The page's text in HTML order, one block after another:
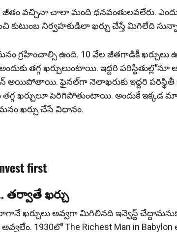
వ‌చ్చినా చాలా మంది ధ‌న‌వంతుల‌వ‌లేరు.
కుటుంబ నిర్వ‌హ‌కుడిలా ఖ‌ర్చు చేస్తే మిగిలేది
గ్ర‌హించాల్సి ఉంది. 10 వేల జీత‌గాడికీ ఖ‌ర్చులు
త‌గ్గ ఖ‌ర్చులుంటాయి. ఇద్ద‌రి
అయిపోతాయి. ఫైన‌ల్‌గా నెలాఖ‌రుకు ఇద్ద‌రి ప‌రిస్థితీ
త‌గ్గ ఖ‌ర్చులూ పెరిగిపోతుంటాయి. అందుకే ఇక్క‌డ
ఖ‌ర్చు చేసే విధానం.
first
త‌ర్వాతే ఖ‌ర్చు
ఖర్చులు అవ్వ‌గా మిగిలినది ఇన్వెస్ట్
1930లో The Richest Man in Babylon